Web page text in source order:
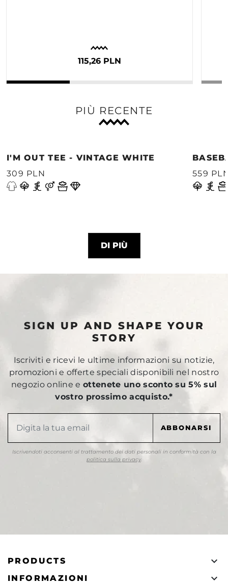
115,26 PLN
PIÙ RECENTE
I'M OUT TEE - VINTAGE WHITE
309 PLN
559
DI PIÙ
SIGN UP AND SHAPE YOUR
STORY
Iscriviti e ricevi le ultime informazioni su notizie,
promozioni e offerte speciali disponibili nel nostro
negozio online eottenete uno sconto su 5% sul
vostro prossimo acquisto.*
Iscrivendoti acconsenti al trattamento dei dati personali in conformità con la
politica sulla privacy.
PRODUCTS 
INFORMAZIONI 